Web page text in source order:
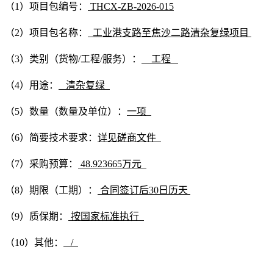
（1）项目包编号： THCX-ZB-2026-015
（2）项目包名称： 工业港支路至焦沙二路清杂复绿项目
（3）类别（货物/工程/服务）： 工程
（4）用途： 清杂复绿
（5）数量（数量及单位）： 一项
（6）简要技术要求： 详见磋商文件
（7）采购预算： 48.923665万元
（8）期限（工期）： 合同签订后30日历天
（9）质保期： 按国家标准执行
（10）其他： /